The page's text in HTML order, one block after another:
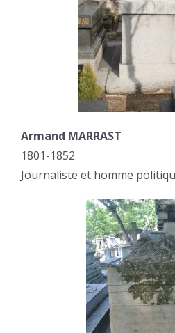
Armand MARRAST
1801-1852
Journaliste et homme